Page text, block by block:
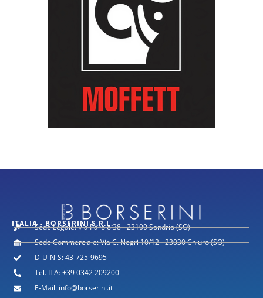
ITALIA - BORSERINI S.R.L.
Sede Legale: Via Parolo 38 - 23100 Sondrio (SO)
Sede Commerciale: Via C. Negri 10/12 - 23030 Chiuro (SO)
D-U-N-S: 43-725-9695
Tel. ITA: +39 0342 209200
E-Mail: info@borserini.it